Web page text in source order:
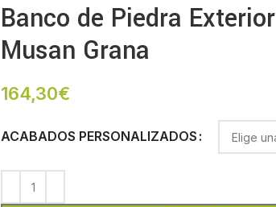
Banco de Piedra Exterior
Musan Grana
164,30€
ACABADOS PERSONALIZADOS